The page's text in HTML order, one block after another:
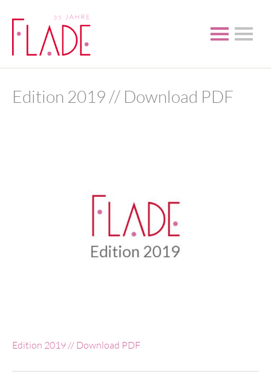
Edition 2019 // Download PDF
Edition 2019 // Download PDF